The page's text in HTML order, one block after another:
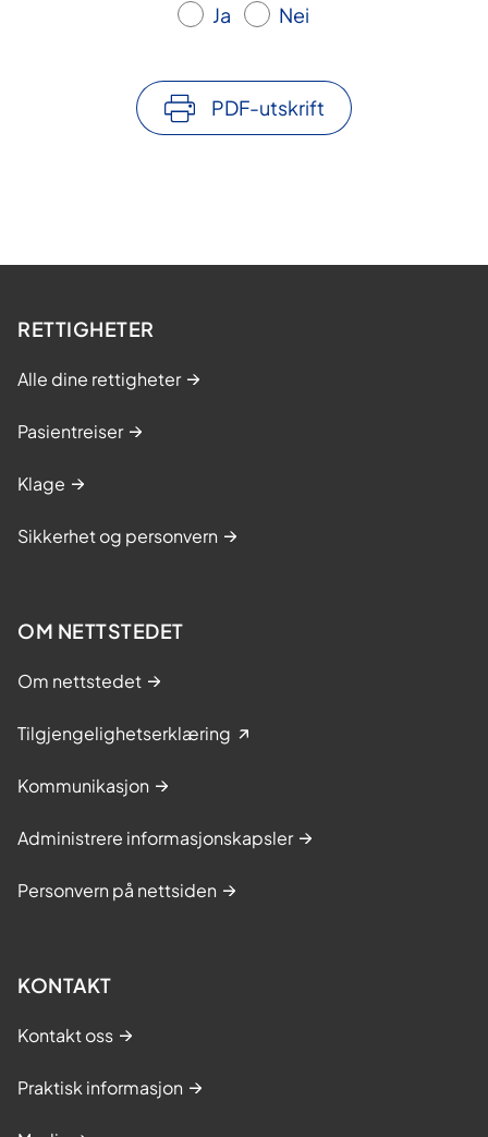
Ja Nei
PDF-utskrift
RETTIGHETER
Alle dine rettigheter
Pasientreiser
Klage
Sikkerhet og personvern
OM NETTSTEDET
Om nettstedet
Tilgjengelighetserklæring
Kommunikasjon
Administrere informasjonskapsler
Personvern på nettsiden
KONTAKT
Kontakt oss
Praktisk informasjon